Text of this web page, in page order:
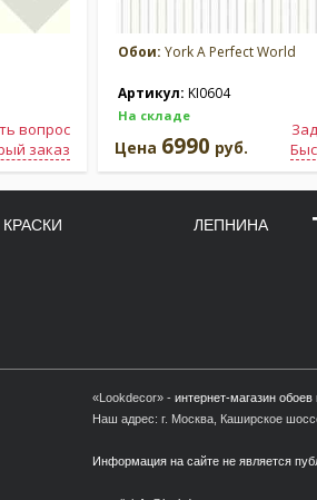
вопрос
заказ
Обои: York A Perfect World
Артикул: KI0604
На складе
Цена 6990 руб.
КРАСКИ ЛЕПНИНА
«Lookdecor» - интернет-магазин
Наш адрес: г. Москва, Каширское
Информация на сайте не является